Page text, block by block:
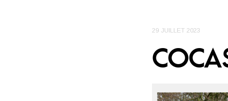
29 JUILLET 2023